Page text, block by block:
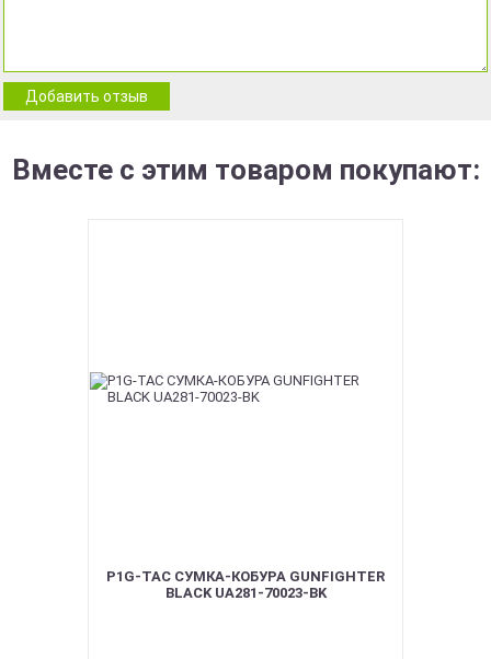
Добавить отзыв
Вместе с этим товаром покупают:
P1G-TAC СУМКА-КОБУРА GUNFIGHTER
BLACK UA281-70023-BK